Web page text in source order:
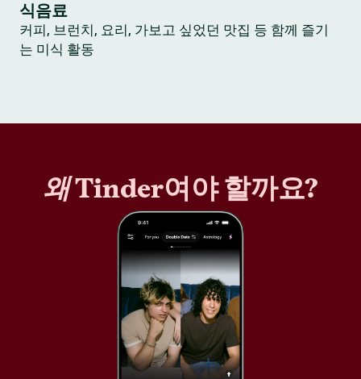
식음료
커피, 브런치, 요리, 가보고 싶었던 맛집 등 함께 즐기
는 미식 활동
왜Tinder여야 할까요?